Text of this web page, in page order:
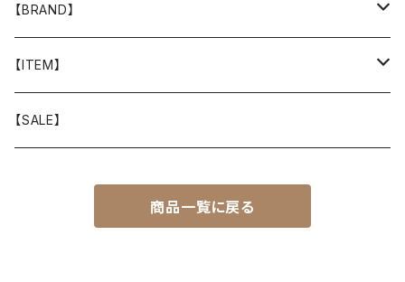
【BRAND】
山と道
T-SHIRT
迷迭香
【ITEM】
WEAR
【SALE】
商品一覧に戻る